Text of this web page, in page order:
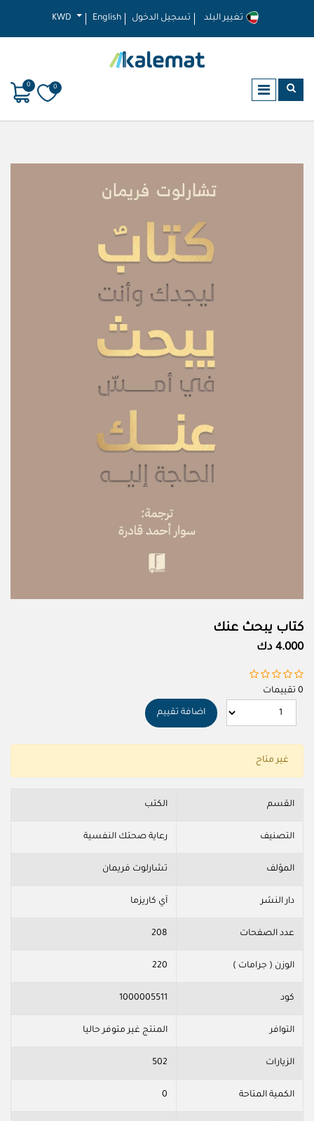
KWD English تسجيل الدخول
0
0
كتاب يبحث عنك
4.000 دك
0 تقييمات
اضافة تقييم
غير متاح
القسم الكتب
التصنيف رعاية صحتك النفسية
المؤلف تشارلوت فريمان
دار النشر آي كاريزما
عدد الصفحات 208
الوزن ( جرامات ) 220
كود 1000005511
التوافر المنتج غير متوفر حاليا
الزيارات 502
الكمية المتاحة 0